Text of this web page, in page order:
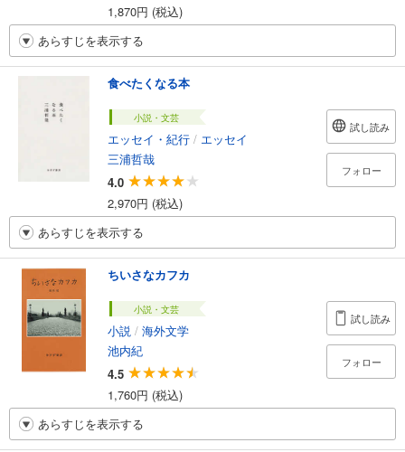
1,870円 (税込)
あらすじを表示する
食べたくなる本
小説・文芸
エッセイ・紀行 / エッセイ
三浦哲哉
4.0
2,970円 (税込)
試し読み
フォロー
あらすじを表示する
ちいさなカフカ
小説・文芸
小説 / 海外文学
池内紀
4.5
1,760円 (税込)
試し読み
フォロー
あらすじを表示する